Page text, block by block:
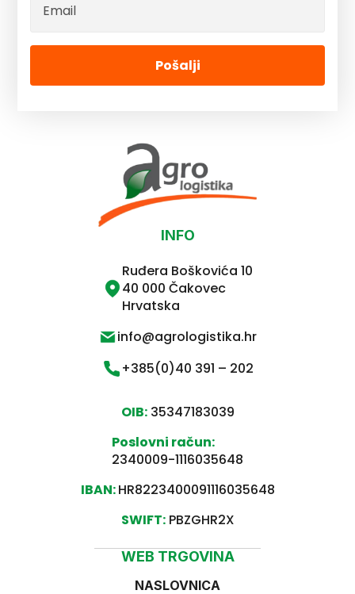
Pošalji
INFO
Ruđera Boškovića 10
40 000 Čakovec
Hrvatska
info@agrologistika.hr
+385(0)40 391 – 202
OIB:35347183039
Poslovni račun:
2340009-1116035648
IBAN:HR8223400091116035648
SWIFT:PBZGHR2X
WEB TRGOVINA
NASLOVNICA